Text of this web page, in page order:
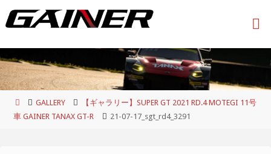
ン
ツ
へ
ホ
ー
GALLERY
【ギャラリー】SUPER GT 2021 RD.4 MOTEGI 11号
車 GAINER TANAX GT-R
21-07-17_sgt_rd4_3291